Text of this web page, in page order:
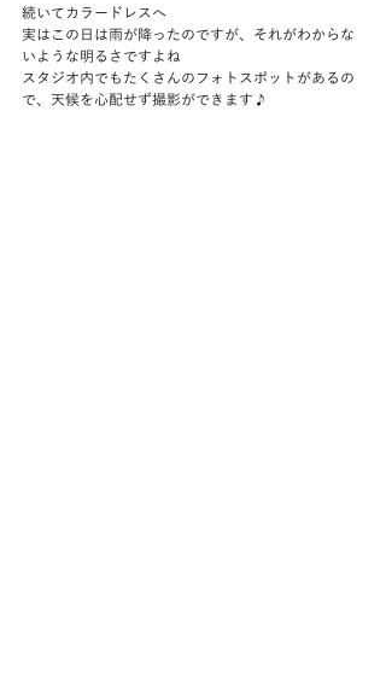
続いてカラードレスへ
実はこの日は雨が降ったのですが、それがわからな
いような明るさですよね
スタジオ内でもたくさんのフォトスポットがあるの
で、天候を心配せず撮影ができます♪